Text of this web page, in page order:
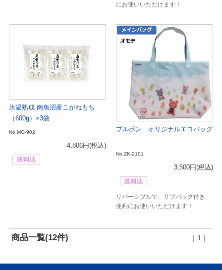
にお使いいただけます！
氷温熟成 南魚沼産こがねもち
（600g）×3袋
No.MO-902
4,806円(税込)
ブルボン オリジナルエコバッグ
No.ZK-2101
3,500円(税込)
リバーシブルで、サブバッグ付き、
便利にお使いいただけます！
商品一覧(12件) ｜1｜